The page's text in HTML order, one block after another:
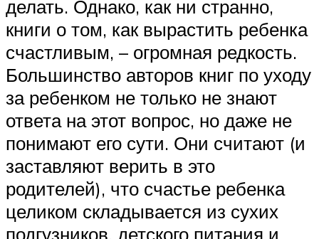
делать. Однако, как ни странно,
книги о том, как вырастить ребенка
счастливым, – огромная редкость.
Большинство авторов книг по уходу
за ребенком не только не знают
ответа на этот вопрос, но даже не
понимают его сути. Они считают (и
заставляют верить в это
родителей), что счастье ребенка
целиком складывается из сухих
подгузников, детского питания и